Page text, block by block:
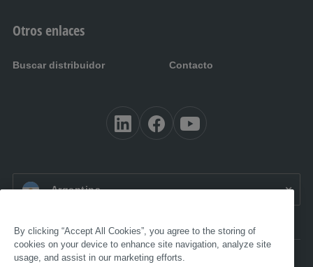
Otros enlaces
Buscar distribuidor Contacto
ES AR:Argentina
Accesibilidad
By clicking “Accept All Cookies”, you agree to the storing of
cookies on your device to enhance site navigation, analyze site
usage, and assist in our marketing efforts.